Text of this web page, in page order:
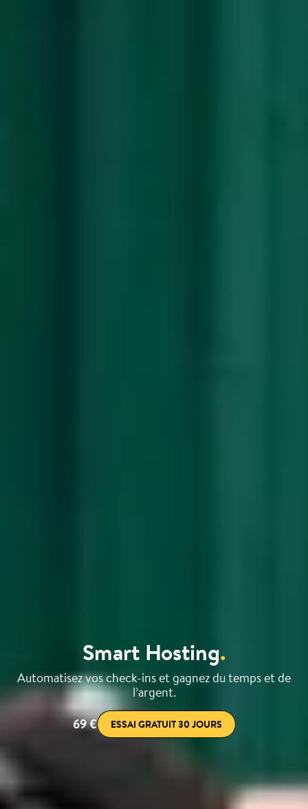
Smart Hosting.
Automatisez vos check-ins et gagnez du temps et de
l’argent.
69 €
ESSAI GRATUIT 30 JOURS